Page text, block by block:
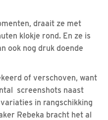
draait ze met
klokje rond. En ze is
ook nog druk doende
of verschoven, want
screenshots naast
in rangschikking
Rebeka bracht het al